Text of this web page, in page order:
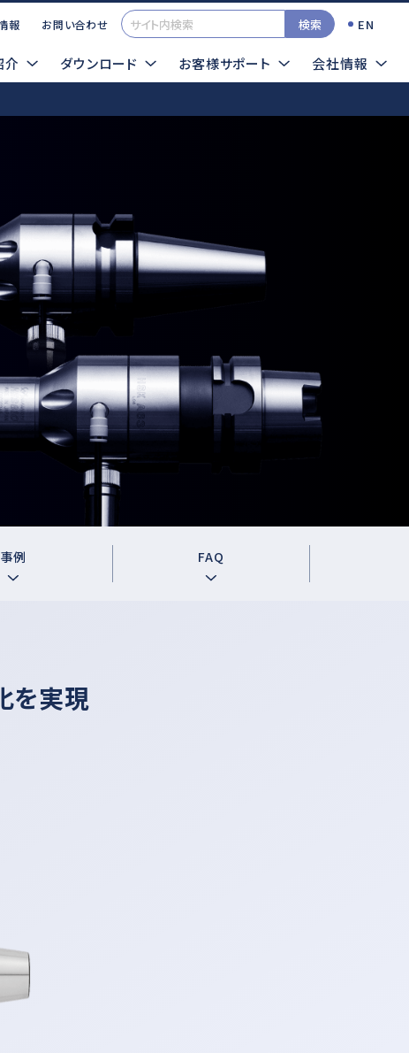
報 お問い合わせ 検索 EN
介 ダウンロード お客様サポート 会社情報
検索する
エアー式
ロータス
インパルス
プレストII
超音波
一覧 カタログ
TOOLSサンプル依頼
サイトマップ
事例 FAQ
を実現